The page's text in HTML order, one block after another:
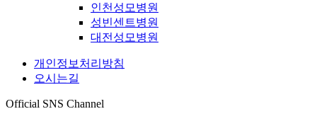
인천성모병원
성빈센트병원
대전성모병원
개인정보처리방침
오시는길
Official SNS Channel